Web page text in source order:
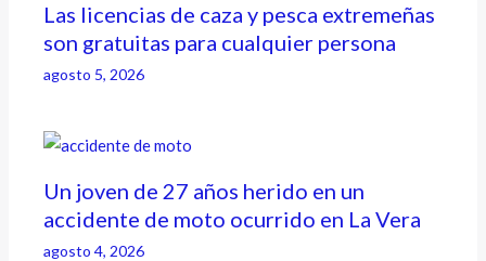
Las licencias de caza y pesca extremeñas
son gratuitas para cualquier persona
agosto 5, 2026
Un joven de 27 años herido en un
accidente de moto ocurrido en La Vera
agosto 4, 2026